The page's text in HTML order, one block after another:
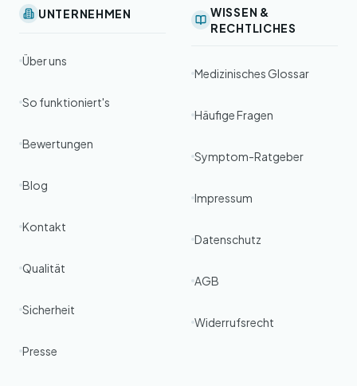
UNTERNEHMEN
Über uns
So funktioniert's
Bewertungen
Blog
Kontakt
Qualität
Sicherheit
Presse
WISSEN &
RECHTLICHES
Medizinisches Glossar
Häufige Fragen
Symptom-Ratgeber
Impressum
Datenschutz
AGB
Widerrufsrecht